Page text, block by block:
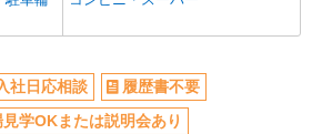
社日応相談
履歴書不要
学OKまたは説明会あり